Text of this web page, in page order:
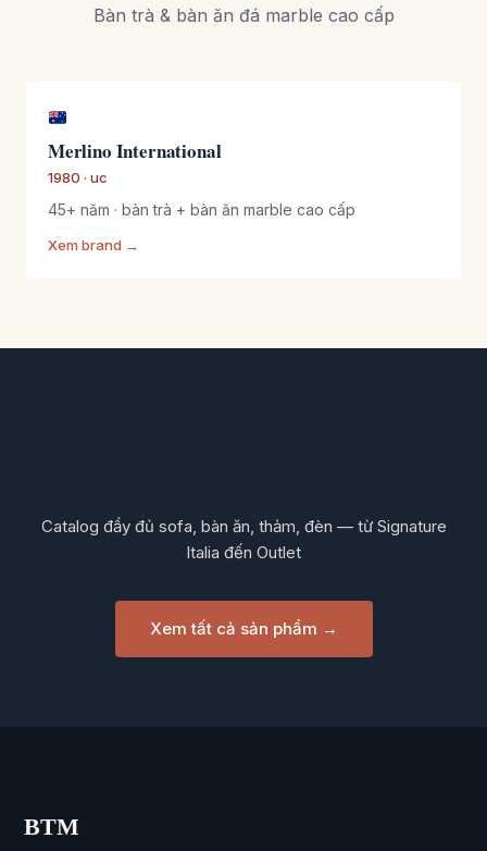
Bàn trà & bàn ăn đá marble cao cấp
Merlino International
1980 · uc
45+ năm · bàn trà + bàn ăn marble cao cấp
Xem brand →
Catalog đầy đủ sofa, bàn ăn, thảm, đèn — từ Signature
Italia đến Outlet
Xem tất cả sản phẩm →
BTM